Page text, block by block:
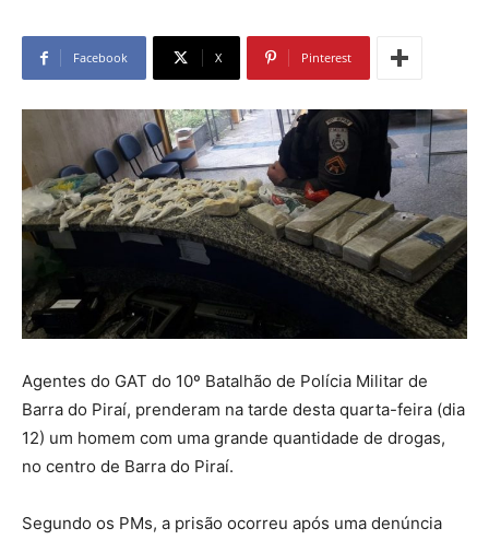
Facebook X Pinterest
Agentes do GAT do 10º Batalhão de Polícia Militar de
Barra do Piraí, prenderam na tarde desta quarta-feira (dia
12) um homem com uma grande quantidade de drogas,
no centro de Barra do Piraí.
Segundo os PMs, a prisão ocorreu após uma denúncia